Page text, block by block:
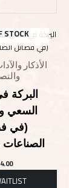
STOCK
الأذكار
السعي
(في